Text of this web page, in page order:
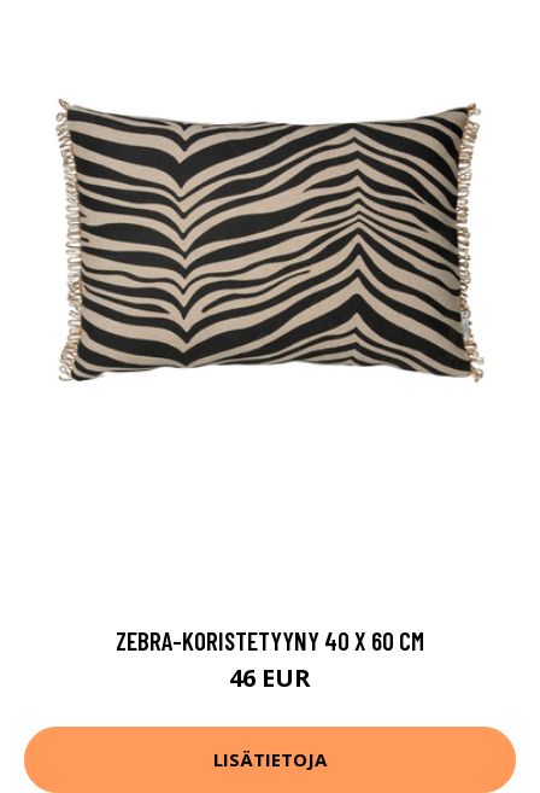
ZEBRA-KORISTETYYNY 40 X 60 CM
46 EUR
LISÄTIETOJA